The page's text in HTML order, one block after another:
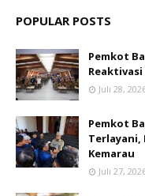
POPULAR POSTS
Pemkot
Juli 28,
Pemkot
Kemarau
Juli 27,